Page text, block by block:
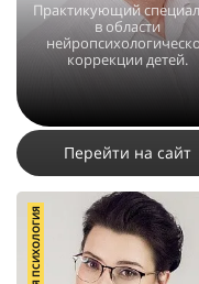
Практикующий
в области
коррекции детей.
Перейти на сайт